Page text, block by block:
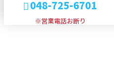
048-725-6701
※営業電話お断り